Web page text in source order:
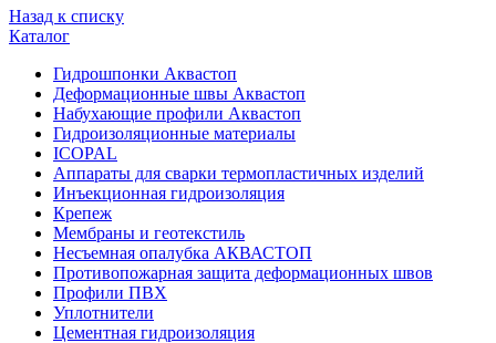
Назад к списку
Каталог
Гидрошпонки Аквастоп
Деформационные швы Аквастоп
Набухающие профили Аквастоп
Гидроизоляционные материалы
ICOPAL
Аппараты для сварки термопластичных изделий
Инъекционная гидроизоляция
Крепеж
Мембраны и геотекстиль
Несъемная опалубка АКВАСТОП
Противопожарная защита деформационных швов
Профили ПВХ
Уплотнители
Цементная гидроизоляция